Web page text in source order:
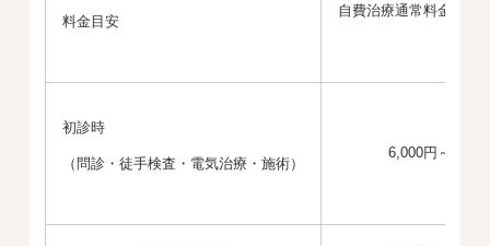
料金目安
自費治療通常料金
初診時
（問診・徒手検査・電気治療・施術）
6,000円～